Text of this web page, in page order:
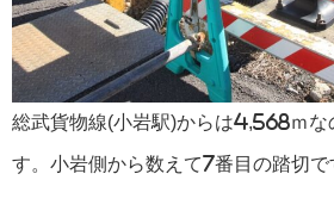
総武貨物線(小岩駅)からは4,568ｍ
す。小岩側から数えて7番目の踏切で